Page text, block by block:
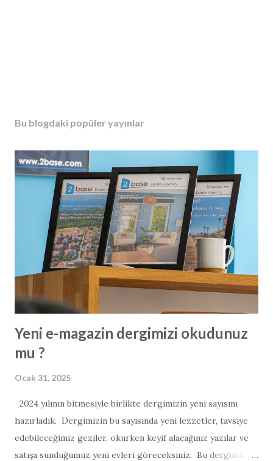
Bu blogdaki popüler yayınlar
Yeni e-magazin dergimizi okudunuz
mu ?
Ocak 31, 2025
2024 yılının bitmesiyle birlikte dergimizin yeni sayısını
hazırladık. Dergimizin bu sayısında yeni lezzetler, tavsiye
edebileceğimiz geziler, okurken keyif alacağınız yazılar ve
satışa sunduğumuz yeni evleri göreceksiniz. Bu dergimiz